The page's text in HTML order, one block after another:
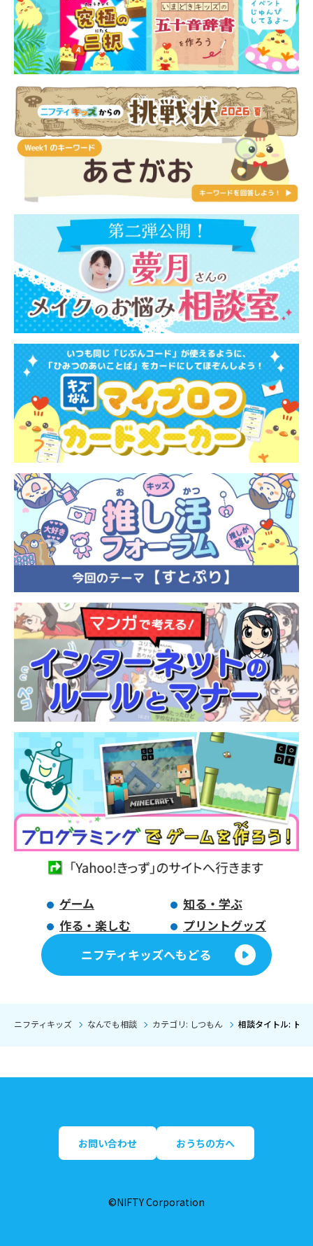
ゲーム
知る・学ぶ
作る・楽しむ
プリントグッズ
ニフティキッズへもどる
ニフティキッズ なんでも相談 カテゴリ: しつもん 相談タイトル: トラ
お問い合わせ おうちの方へ
©NIFTY Corporation